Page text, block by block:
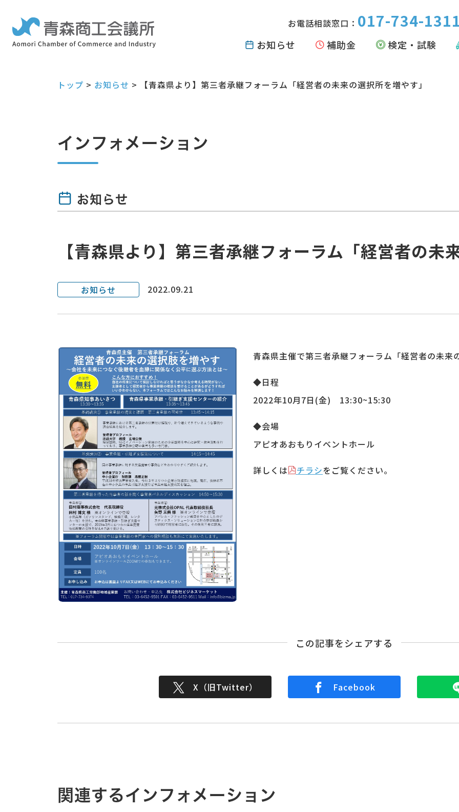
お電話相談窓口： 017-734-
お知らせ 補助金 検定・試験
トップ > お知らせ > 【青森県より】第三者承継フォーラム「経営者の未来の選択所を増やす」
インフォメーション
お知らせ
【青森県より】第三者承継フォーラム「経営者の未
お知らせ 2022.09.21
青森県主催で第三者承継フォーラム「経営者の未来
◆日程
2022年10月7日(金) 13:30~15:30
◆会場
アピオあおもりイベントホール
詳しくは チラシをご覧ください。
この記事をシェアする
X（旧Twitter） Facebook
関連するインフォメーション